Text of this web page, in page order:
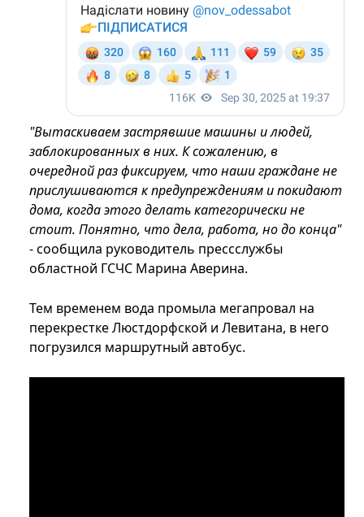
"Вытаскиваем застрявшие машины и людей,
заблокированных в них. К сожалению, в
очередной раз фиксируем, что наши граждане не
прислушиваются к предупреждениям и покидают
дома, когда этого делать категорически не
стоит. Понятно, что дела, работа, но до конца"
- сообщила руководитель прессслужбы
областной ГСЧС Марина Аверина.
Тем временем вода промыла мегапровал на
перекрестке Люстдорфской и Левитана, в него
погрузился маршрутный автобус.